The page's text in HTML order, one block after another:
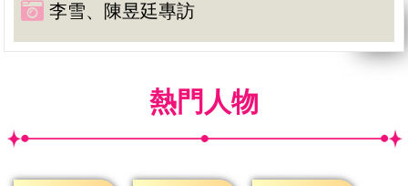
李雪、陳昱廷專訪
熱門人物